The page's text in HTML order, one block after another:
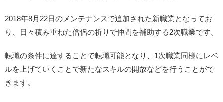
2018年8月22日のメンテナンスで追加された新職業となってお
り、日々積み重ねた僧侶の祈りで仲間を補助する2次職業です。
転職の条件に達することで転職可能となり、1次職業同様にレベ
ルを上げていくことで新たなスキルの開放などを行うことがで
きます。